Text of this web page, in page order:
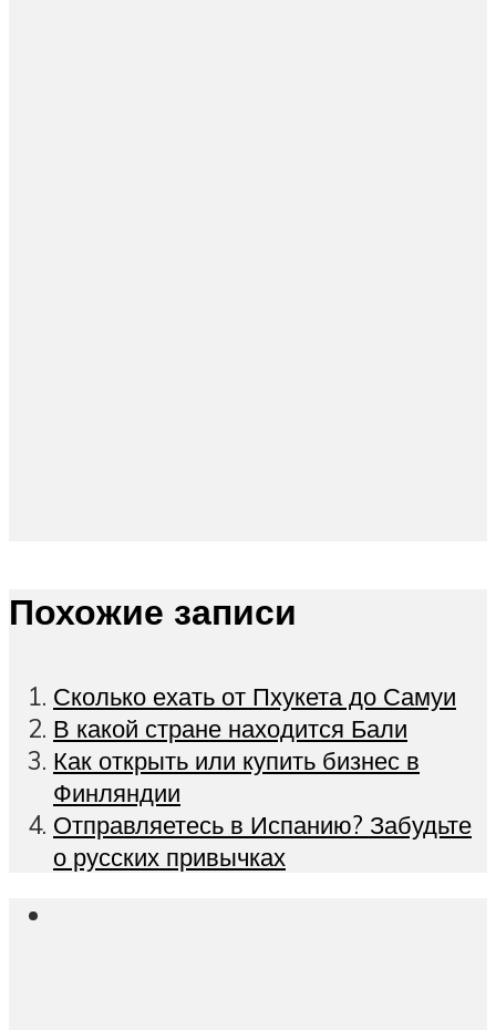
Похожие записи
Сколько ехать от Пхукета до Самуи
В какой стране находится Бали
Как открыть или купить бизнес в
Финляндии
Отправляетесь в Испанию? Забудьте
о русских привычках